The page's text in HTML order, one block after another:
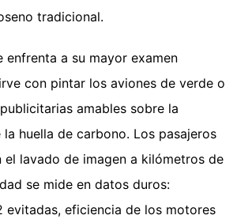
tradicional.
enfrenta a su mayor examen
con pintar los aviones de verde o
amables sobre la
huella de carbono. Los pasajeros
el lavado de imagen a kilómetros de
se mide en datos duros:
evitadas, eficiencia de los motores